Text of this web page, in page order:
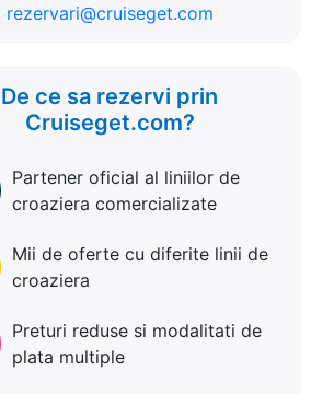
rezervari@cruiseget.com
De ce sa rezervi prin
Cruiseget.com?
Partener oficial al liniilor de
croaziera comercializate
Mii de oferte cu diferite linii de
croaziera
Preturi reduse si modalitati de
plata multiple